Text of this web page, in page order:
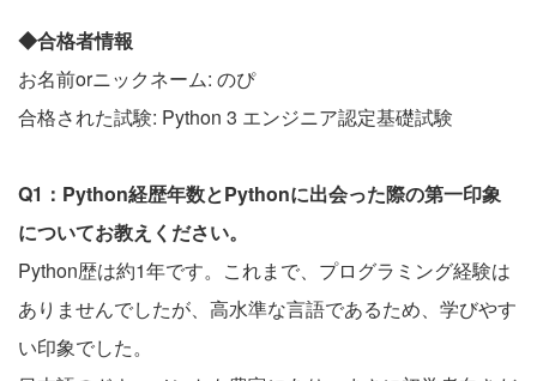
◆合格者情報
お名前orニックネーム: のぴ
合格された試験: Python 3 エンジニア認定基礎試験
Q1：Python経歴年数とPythonに出会った際の第一印象
についてお教えください。
Python歴は約1年です。これまで、プログラミング経験は
ありませんでしたが、高水準な言語であるため、学びやす
い印象でした。